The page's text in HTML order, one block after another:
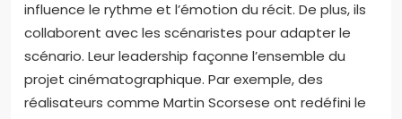
Les réalisateurs jouent un rôle crucial dans les films
dramatiques. Ils sont responsables de la vision
artistique et de la narration du film. Les réalisateurs
dirigent les acteurs pour obtenir des performances